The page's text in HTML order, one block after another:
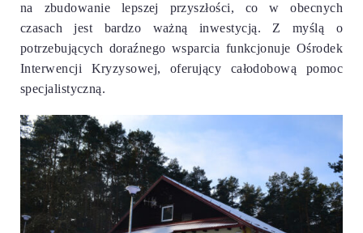
na zbudowanie lepszej przyszłości, co w obecnych
czasach jest bardzo ważną inwestycją. Z myślą o
potrzebujących doraźnego wsparcia funkcjonuje Ośrodek
Interwencji Kryzysowej, oferujący całodobową pomoc
specjalistyczną.